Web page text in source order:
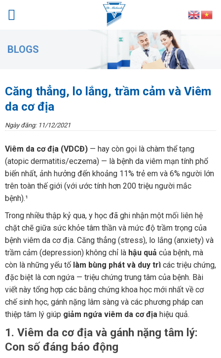
BLOGS
Căng thẳng, lo lắng, trầm cảm và Viêm
da cơ địa
Ngày đăng: 11/12/2021
Viêm da cơ địa (VDCĐ)— hay còn gọi là chàm thể tạng
(atopic dermatitis/eczema) — là bệnh da viêm mạn tính phổ
biến nhất, ảnh hưởng đến khoảng 11% trẻ em và 6% người lớn
trên toàn thế giới (với ước tính hơn 200 triệu người mắc
bệnh).¹
Trong nhiều thập kỷ qua, y học đã ghi nhận một mối liên hệ
chặt chẽ giữa sức khỏe tâm thần và mức độ trầm trọng của
bệnh viêm da cơ địa. Căng thẳng (stress), lo lắng (anxiety) và
trầm cảm (depression) không chỉ là hậu quả của bệnh, mà
còn là những yếu tố làm bùng phát và duy trìcác triệu chứng,
đặc biệt là cơn ngứa — triệu chứng trung tâm của bệnh. Bài
viết này tổng hợp các bằng chứng khoa học mới nhất về cơ
chế sinh học, gánh nặng lâm sàng và các phương pháp can
thiệp tâm lý giúp giảm ngứa viêm da cơ địahiệu quả.
1. Viêm da cơ địa và gánh nặng tâm lý:
Con số đáng báo động